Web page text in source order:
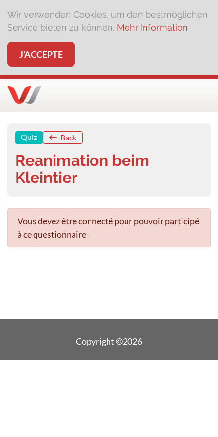
Wir verwenden Cookies, um den bestmöglichen
Service bieten zu können. Mehr Information
J’ACCEPTE
Quiz Back
Reanimation beim
Kleintier
Vous devez être connecté pour pouvoir participé
à ce questionnaire
Copyright ©2026